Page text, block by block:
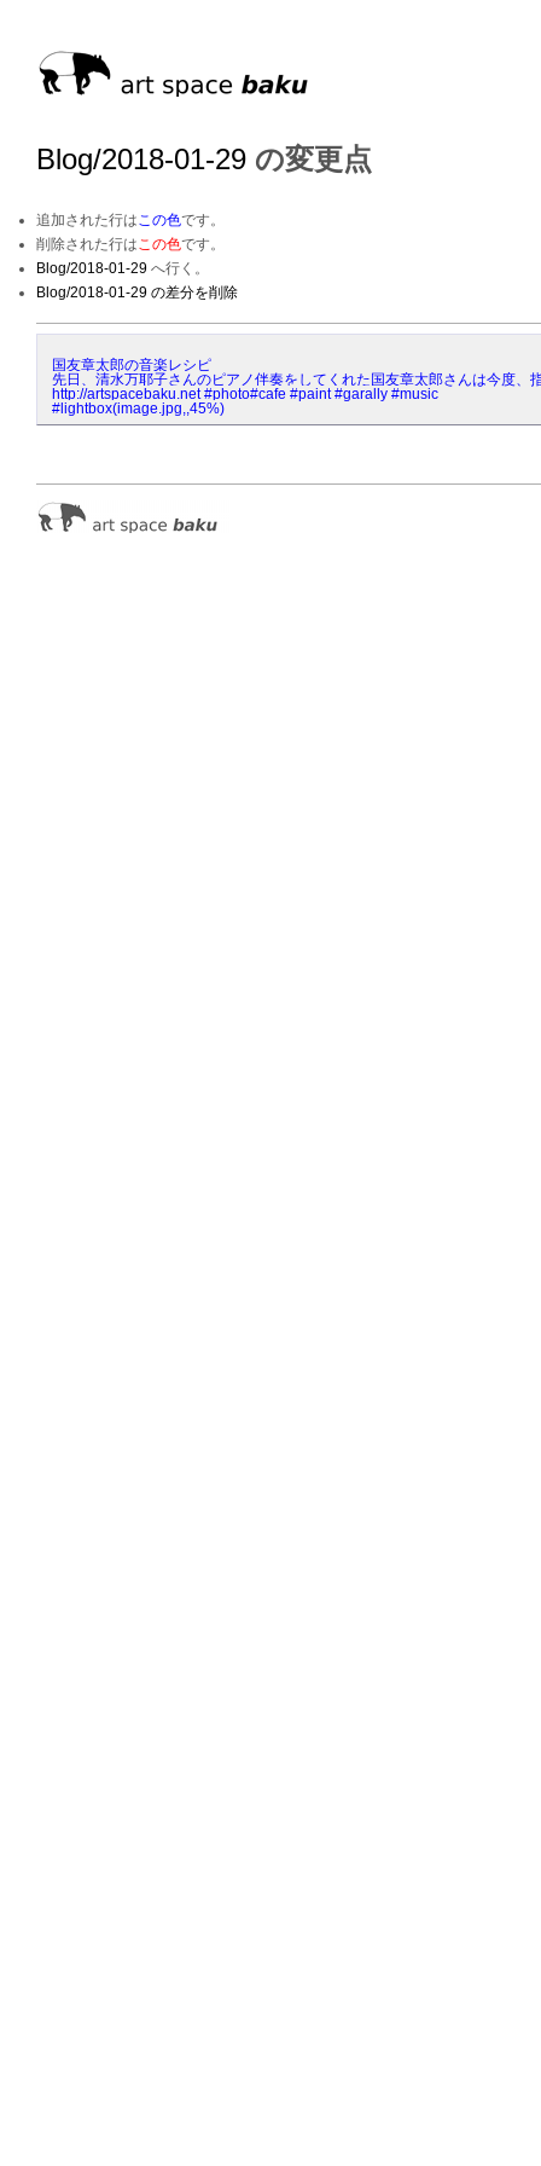
Blog/2018-01-29 の変更点
追加された行はこの色です。
削除された行はこの色です。
Blog/2018-01-29 へ行く。
Blog/2018-01-29 の差分を削除
国友章太郎の音楽レシピ
先日、清水万耶子さんのピアノ伴奏をしてくれた国友章太郎さんは今度
http://artspacebaku.net #photo#cafe #paint #garally #music
#lightbox(image.jpg,,45%)